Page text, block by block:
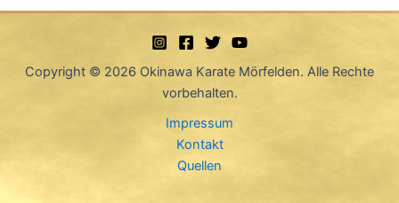
Copyright © 2026 Okinawa Karate Mörfelden. Alle Rechte
vorbehalten.
Impressum
Kontakt
Quellen